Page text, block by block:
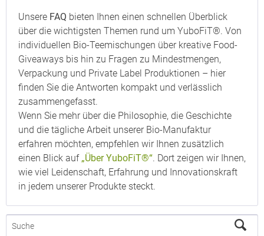
Unsere FAQ bieten Ihnen einen schnellen Überblick
über die wichtigsten Themen rund um YuboFiT®. Von
individuellen Bio-Teemischungen über kreative Food-
Giveaways bis hin zu Fragen zu Mindestmengen,
Verpackung und Private Label Produktionen – hier
finden Sie die Antworten kompakt und verlässlich
zusammengefasst.
Wenn Sie mehr über die Philosophie, die Geschichte
und die tägliche Arbeit unserer Bio-Manufaktur
erfahren möchten, empfehlen wir Ihnen zusätzlich
einen Blick auf „Über YuboFiT®“. Dort zeigen wir Ihnen,
wie viel Leidenschaft, Erfahrung und Innovationskraft
in jedem unserer Produkte steckt.